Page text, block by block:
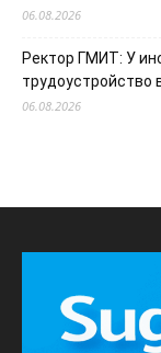
06.08.2026
Ректор ГМИТ: У
трудоустройство
06.08.2026